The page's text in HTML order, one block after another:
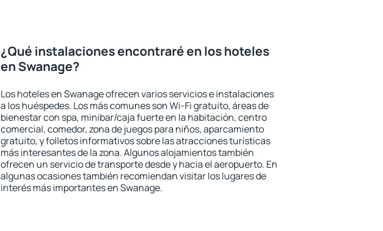
¿Qué instalaciones encontraré en los hoteles
en Swanage?
Los hoteles en Swanage ofrecen varios servicios e instalaciones
a los huéspedes. Los más comunes son Wi-Fi gratuito, áreas de
bienestar con spa, minibar/caja fuerte en la habitación, centro
comercial, comedor, zona de juegos para niños, aparcamiento
gratuito, y folletos informativos sobre las atracciones turísticas
más interesantes de la zona. Algunos alojamientos también
ofrecen un servicio de transporte desde y hacia el aeropuerto. En
algunas ocasiones también recomiendan visitar los lugares de
interés más importantes en Swanage.